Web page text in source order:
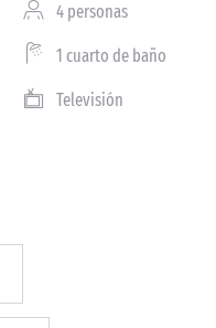
4 personas
1 cuarto de baño
Televisión